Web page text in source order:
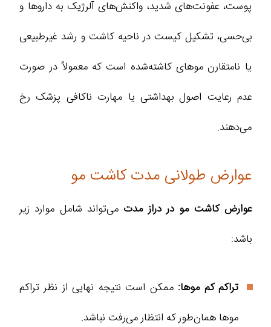
پوست، عفونت‌های شدید، واکنش‌های آلرژیک به داروها و
بی‌حسی، تشکیل کیست در ناحیه کاشت و رشد غیرطبیعی
یا نامتقارن موهای کاشته‌شده است که معمولاً در صورت
عدم رعایت اصول بهداشتی یا مهارت ناکافی پزشک رخ
می‌دهند.
عوارض طولانی‌ مدت کاشت مو
عوارض کاشت مو در دراز مدت می‌تواند شامل موارد زیر
باشد:
تراکم کم موها: ممکن است نتیجه نهایی از نظر تراکم
موها همان‌طور که انتظار می‌رفت نباشد.